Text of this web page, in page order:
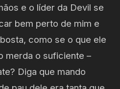
e o líder da Devil se
bem perto de mim e
como se o que ele
merda o suficiente –
Diga que mando